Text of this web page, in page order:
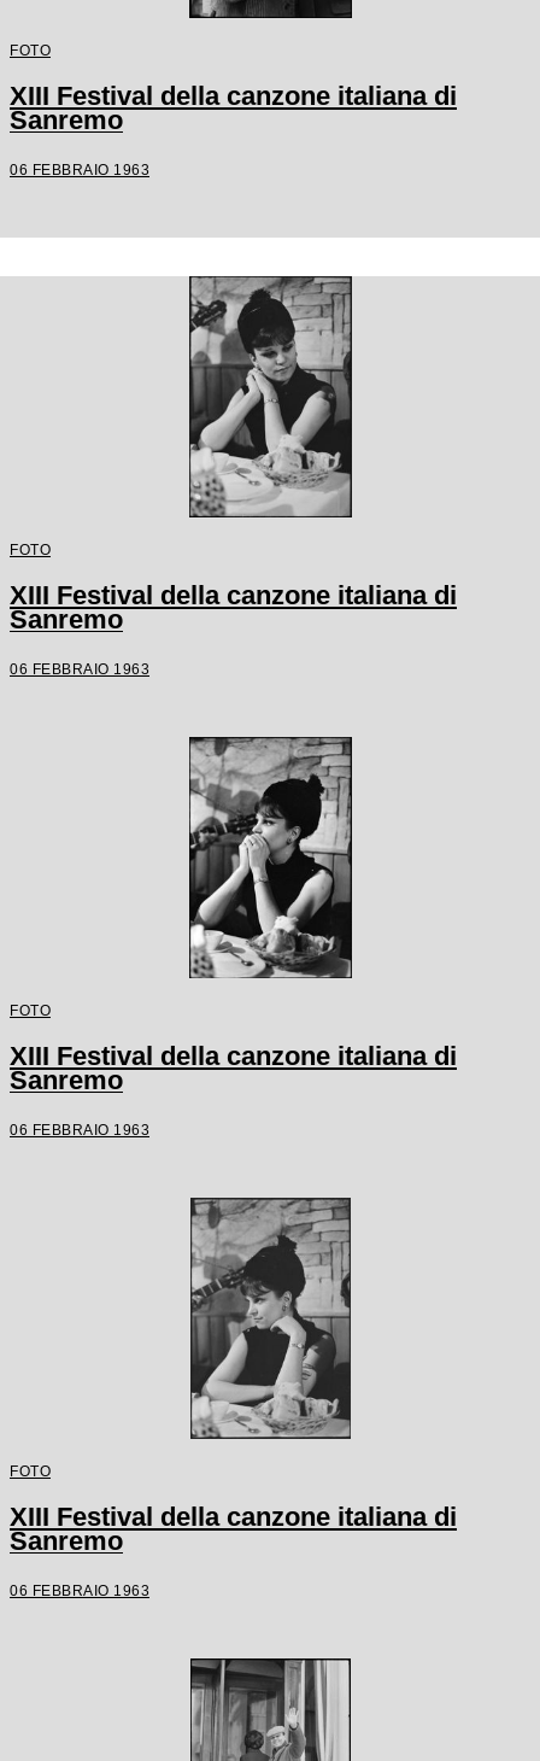
FOTO
XIII Festival della canzone italiana di
Sanremo
06 FEBBRAIO 1963
FOTO
XIII Festival della canzone italiana di
Sanremo
06 FEBBRAIO 1963
FOTO
XIII Festival della canzone italiana di
Sanremo
06 FEBBRAIO 1963
FOTO
XIII Festival della canzone italiana di
Sanremo
06 FEBBRAIO 1963